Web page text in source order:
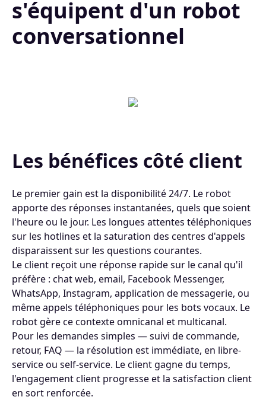
s'équipent d'un robot
conversationnel
Les bénéfices côté client
Le premier gain est la disponibilité 24/7. Le robot
apporte des réponses instantanées, quels que soient
l'heure ou le jour. Les longues attentes téléphoniques
sur les hotlines et la saturation des centres d'appels
disparaissent sur les questions courantes.
Le client reçoit une réponse rapide sur le canal qu'il
préfère : chat web, email, Facebook Messenger,
WhatsApp, Instagram, application de messagerie, ou
même appels téléphoniques pour les bots vocaux. Le
robot gère ce contexte omnicanal et multicanal.
Pour les demandes simples — suivi de commande,
retour, FAQ — la résolution est immédiate, en libre-
service ou self-service. Le client gagne du temps,
l'engagement client progresse et la satisfaction client
en sort renforcée.